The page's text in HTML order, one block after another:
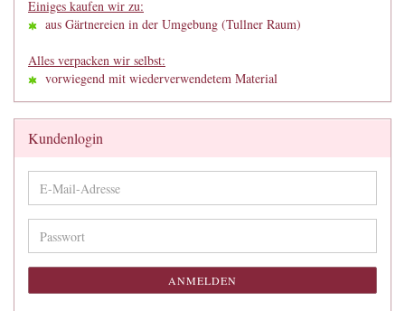
Einiges kaufen wir zu:
aus Gärtnereien in der Umgebung (Tullner Raum)
Alles verpacken wir selbst:
vorwiegend mit wiederverwendetem Material
Kundenlogin
E-
Mail-
Adresse
Passwort
ANMELDEN